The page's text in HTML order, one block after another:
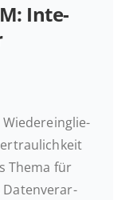
In­te­
Wie­der­ein­glie­
Thema für
Da­ten­ver­ar­